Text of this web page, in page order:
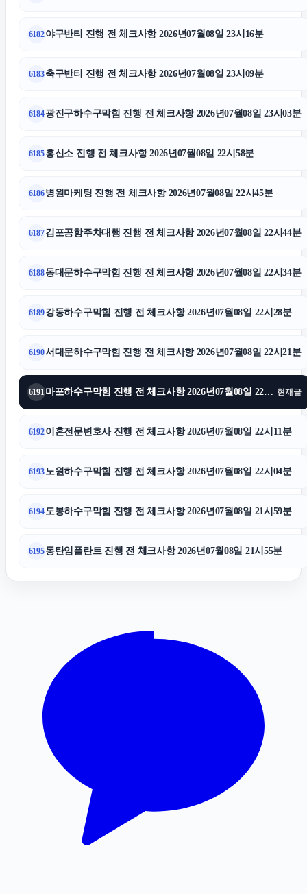
아고다할인코드
용인하수구막힘
인스타 팔로워 구매
광교피부과
인스타그램 팔로워
수원변호사
흥신소
이혼전문변호사
의정부이혼전문변호사
6182야구반티 진행 전 체크사항 2026년07월08일 23시16분
6183축구반티 진행 전 체크사항 2026년07월08일 23시09분
6184광진구하수구막힘 진행 전 체크사항 2026년07월08일 23시03분
6185흥신소 진행 전 체크사항 2026년07월08일 22시58분
6186병원마케팅 진행 전 체크사항 2026년07월08일 22시45분
6187김포공항주차대행 진행 전 체크사항 2026년07월08일 22시44분
6188동대문하수구막힘 진행 전 체크사항 2026년07월08일 22시34분
6189강동하수구막힘 진행 전 체크사항 2026년07월08일 22시28분
6190서대문하수구막힘 진행 전 체크사항 2026년07월08일 22시21분
6191 마포하수구막힘 진행 전 체크사항 2026년07월08일 22시15분 현재글
6192이혼전문변호사 진행 전 체크사항 2026년07월08일 22시11분
6193노원하수구막힘 진행 전 체크사항 2026년07월08일 22시04분
6194도봉하수구막힘 진행 전 체크사항 2026년07월08일 21시59분
6195동탄임플란트 진행 전 체크사항 2026년07월08일 21시55분